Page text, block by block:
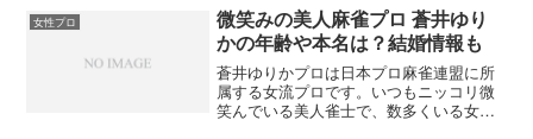
んじゃないでしょうか。また、パチンコ
番組にもよく出演しているので、そちら
の世界のファンも少なくありません。そ
れだけの人気者なので、やはりいろいろ
な噂も立つようです。そんな二階堂姉妹
のお姉ちゃん、二階堂瑠美さんについて
女性プロ
微笑みの美人麻雀プロ 蒼井ゆり
かの年齢や本名は？結婚情報も
蒼井ゆりかプロは日本プロ麻雀連盟に所
属する女流プロです。いつもニッコリ微
笑んでいる美人雀士で、数多くいる女流